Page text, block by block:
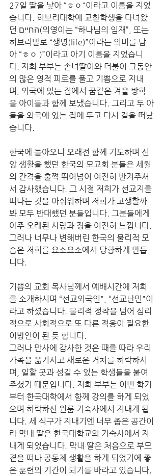
27일 딸을 낳아 “ㅎㅇ"이라고 이름을 지었
습니다. 히브리대학에 교환학생을 다녀왔
던 החיים(의영이는 “하나님의 임재”, 또는
히브리말로 “생명(life)”이라는 의미를 담
아 “ㅎㅇ )”이라고 ​아기 이름을 지었습니
다. 저희 부부는 손녀딸이와 더불어 그동안
의 많은 영적 피로를 풀고 기쁨으로 지내
며, 외국에 있는 집에서 꿈같은 겨울 방학
을 아이들과 함께 보냈습니다. 그리고 두 아
들을 외국에 있는 집에 두고 다시 길을 떠났
습니다.
한국에 돌아오니 오래전 함께 기도하며 신
앙 생활을 했던 한국의 모교회 분들은 세월
의 간격을 훌쩍 뛰어넘어 여전히 반겨주셔
서 감사했습니다. 그 시절 저희가 선교지를
떠나는 것을 아쉬워하며 저희가 고생할까
봐 모두 반대했던 분들입니다. 그분들에게
아주 오래된 사랑과 정을 여전히 느낍니다.
그러나 너무나 변해버린 한국의 물리적 모
습은 저희를 요소요소에서 당황하게 만듭
니다.
기쁨의 교회 목사님께서 예배시간에 저희
를 소개하시며 “선교외국인", “선교난민"이
라고 하셨습니다. 물리적 정착을 넘어 심리
적으로 사회적으로 또 다른 적응이 필요한
이방인이 된 듯 합니다.
그러나 만사에 감사한 것은 때를 따라 우리
가족을 옮기시고 새로운 거처를 허락하시
며, 일할 곳과 섬길 수 있는 학생들을 붙여
주셨기 때문입니다. 저희 부부는 이번 학기
부터 한국대학에서 함께 강의를 하게 되었
으며 허락하신 원룸 기숙사에서 지내게 됩
니다. 세 식구가 지내기엔 너무 좁은 공간이
라 막내 딸은 한국대학교의 기숙사에서 지
내게 되었습니다. 막내 딸은 처음으로 부모
곁을 떠나 공동체 생활을 하게 되었기에 좋
은 훈련의 기간이 되기를 바라고 있습니다.